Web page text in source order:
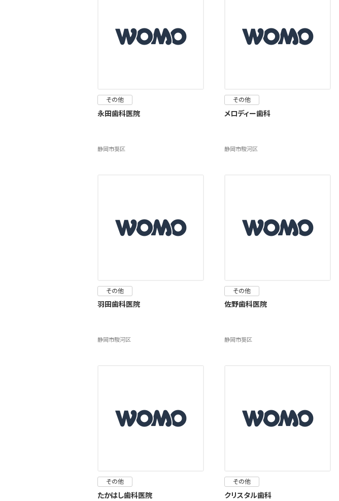
その他
永田歯科医院
静岡市葵区
その他
メロディー歯科
静岡市駿河区
その他
羽田歯科医院
静岡市駿河区
その他
佐野歯科医院
静岡市葵区
その他
たかはし歯科医院
その他
クリスタル歯科